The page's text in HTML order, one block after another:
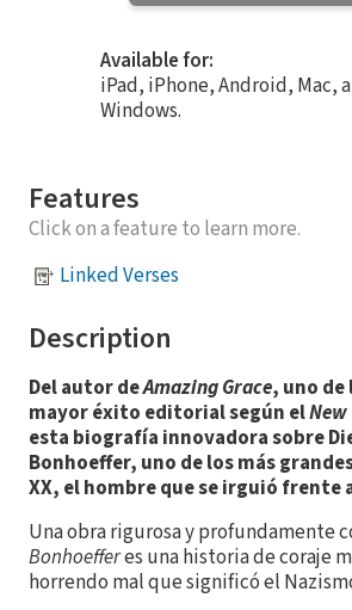
Available for:
iPad, iPhone, Android, Mac,
Windows.
Features
Click on a feature to learn more.
Linked Verses
Description
Del autor deAmazing Grace, uno
mayor éxito editorial según elNew
esta biografía innovadora sobre
Bonhoeffer, uno de los más
XX, el hombre que se irguió frente
Una obra rigurosa y profundamente
Bonhoefferes una historia de coraje
horrendo mal que significó el